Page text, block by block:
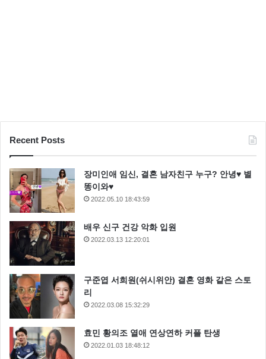
Recent Posts
장미인애 임신, 결혼 남자친구 누구? 안녕♥ 별
똥이와♥
2022.05.10 18:43:59
배우 신구 건강 악화 입원
2022.03.13 12:20:01
구준엽 서희원(쉬시위안) 결혼 영화 같은 스토
리
2022.03.08 15:32:29
효민 황의조 열애 연상연하 커플 탄생
2022.01.03 18:48:12